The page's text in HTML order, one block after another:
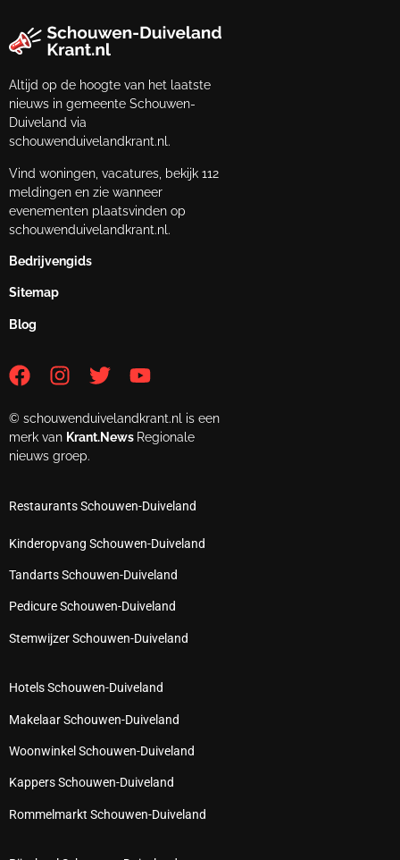
Altijd op de hoogte van het laatste
nieuws in gemeente Schouwen-
Duiveland via
schouwenduivelandkrant.nl.
Vind woningen, vacatures, bekijk 112
meldingen en zie wanneer
evenementen plaatsvinden op
schouwenduivelandkrant.nl.
Bedrijvengids
Sitemap
Blog
© schouwenduivelandkrant.nl is een
merk van Krant.News Regionale
nieuws groep.
Restaurants Schouwen-Duiveland
Kinderopvang Schouwen-Duiveland
Tandarts Schouwen-Duiveland
Pedicure Schouwen-Duiveland
Stemwijzer Schouwen-Duiveland
Hotels Schouwen-Duiveland
Makelaar Schouwen-Duiveland
Woonwinkel Schouwen-Duiveland
Kappers Schouwen-Duiveland
Rommelmarkt Schouwen-Duiveland